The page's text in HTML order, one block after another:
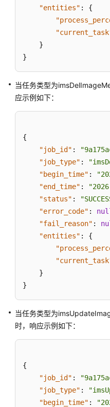
"entities" :
{
}
}
当任务类型为
应示例如下：
{
"job_id" :
"job_type" :
"begin_time" :
"end_time" :
"status" :
"error_code" :
"fail_reason" :
"entities" :
{
}
}
当任务类型为
时，响应示例如下：
{
"job_id" :
"job_type" :
"begin_time" :